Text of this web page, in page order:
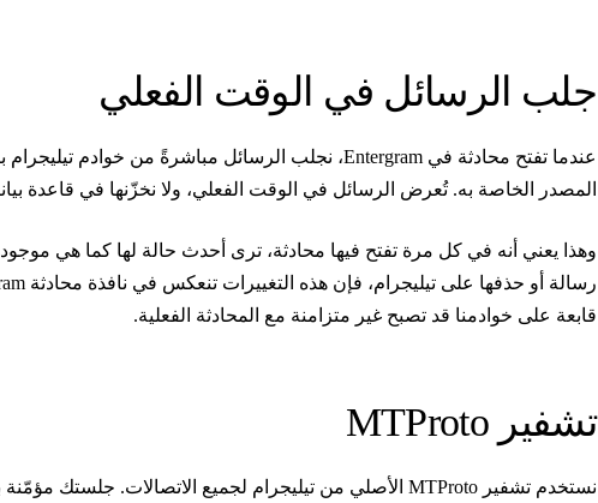
جلب الرسائل في الوقت الفعلي
المصدر الخاصة به. تُعرض الرسائل في الوقت الفعلي، ولا نخزّنها في قاعدة
وهذا يعني أنه في كل مرة تفتح فيها محادثة، ترى أحدث حالة لها كما هي
قابعة على خوادمنا قد تصبح غير متزامنة مع المحادثة الفعلية.
تشفير MTProto